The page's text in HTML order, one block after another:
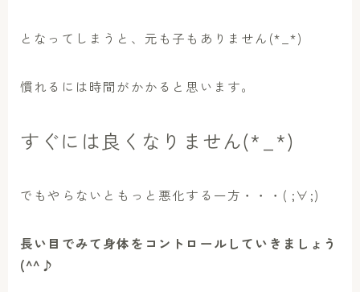
となってしまうと、元も子もありません(*_*)
慣れるには時間がかかると思います。
すぐには良くなりません(*_*)
でもやらないともっと悪化する一方・・・( ;∀;)
長い目でみて身体をコントロールしていきましょう
(^^♪